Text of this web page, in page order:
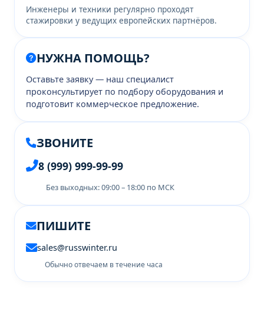
Инженеры и техники регулярно проходят
стажировки у ведущих европейских партнёров.
НУЖНА ПОМОЩЬ?
Оставьте заявку — наш специалист
проконсультирует по подбору оборудования и
подготовит коммерческое предложение.
ЗВОНИТЕ
8 (999) 999-99-99
Без выходных: 09:00 – 18:00 по МСК
ПИШИТЕ
sales@russwinter.ru
Обычно отвечаем в течение часа